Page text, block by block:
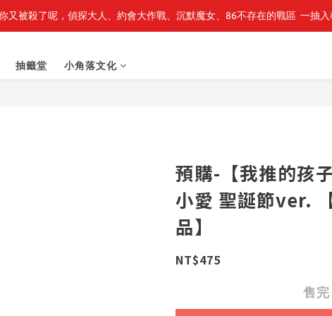
最新開賣🔥「全知讀者視角」 周邊商品
又被殺了呢，偵探大人、約會大作戰、沉默魔女、86不存在的戰區  一抽入
抽籤堂 小角落文化
預購-【我推的孩
小愛 聖誕節ver.
品】
NT$475
售完